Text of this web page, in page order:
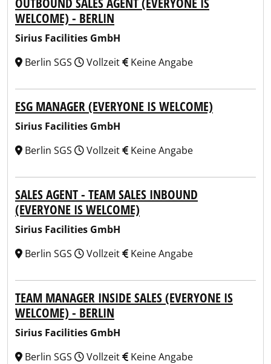
WELCOME) - BERLIN
Sirius Facilities GmbH
Berlin SGS
Vollzeit Keine Angabe
ESG MANAGER (EVERYONE IS WELCOME)
Sirius Facilities GmbH
Berlin SGS
Vollzeit Keine Angabe
SALES AGENT - TEAM SALES INBOUND
(EVERYONE IS WELCOME)
Sirius Facilities GmbH
Berlin SGS
Vollzeit Keine Angabe
TEAM MANAGER INSIDE SALES (EVERYONE IS
WELCOME) - BERLIN
Sirius Facilities GmbH
Berlin SGS
Vollzeit Keine Angabe